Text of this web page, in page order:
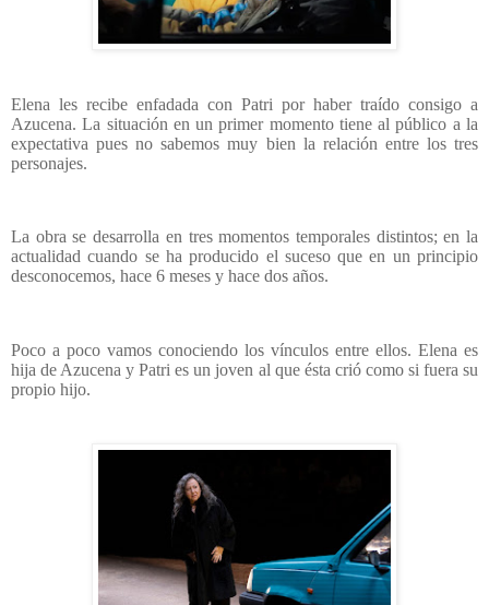
Elena les recibe enfadada con Patri por haber traído consigo a
Azucena. La situación en un primer momento tiene al público a la
expectativa pues no sabemos muy bien la relación entre los tres
personajes.
La obra se desarrolla en tres momentos temporales distintos; en la
actualidad cuando se ha producido el suceso que en un principio
desconocemos, hace 6 meses y hace dos años.
Poco a poco vamos conociendo los vínculos entre ellos. Elena es
hija de Azucena y Patri es un joven al que ésta crió como si fuera su
propio hijo.